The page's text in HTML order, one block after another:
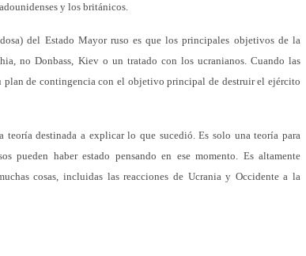
y los británicos.
del Estado Mayor ruso es que los principales objetivos de la
no Donbass, Kiev o un tratado con los ucranianos. Cuando las
plan de contingencia con el objetivo principal de destruir el ejército
teoría destinada a explicar lo que sucedió. Es solo una teoría para
pueden haber estado pensando en ese momento. Es altamente
cosas, incluidas las reacciones de Ucrania y Occidente a la